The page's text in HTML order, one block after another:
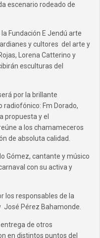
escenario rodeado de
Fundación E Jendú arte
y cultores del arte y
Lorena Catterino y
esculturas del
por la brillante
Fm Dorado,
propuesta y el
a los chamameceros
de absoluta calidad.
Gómez, cantante y músico
con su activa y
los responsables de la
José Pérez Bahamonde.
de otros
en distintos puntos del